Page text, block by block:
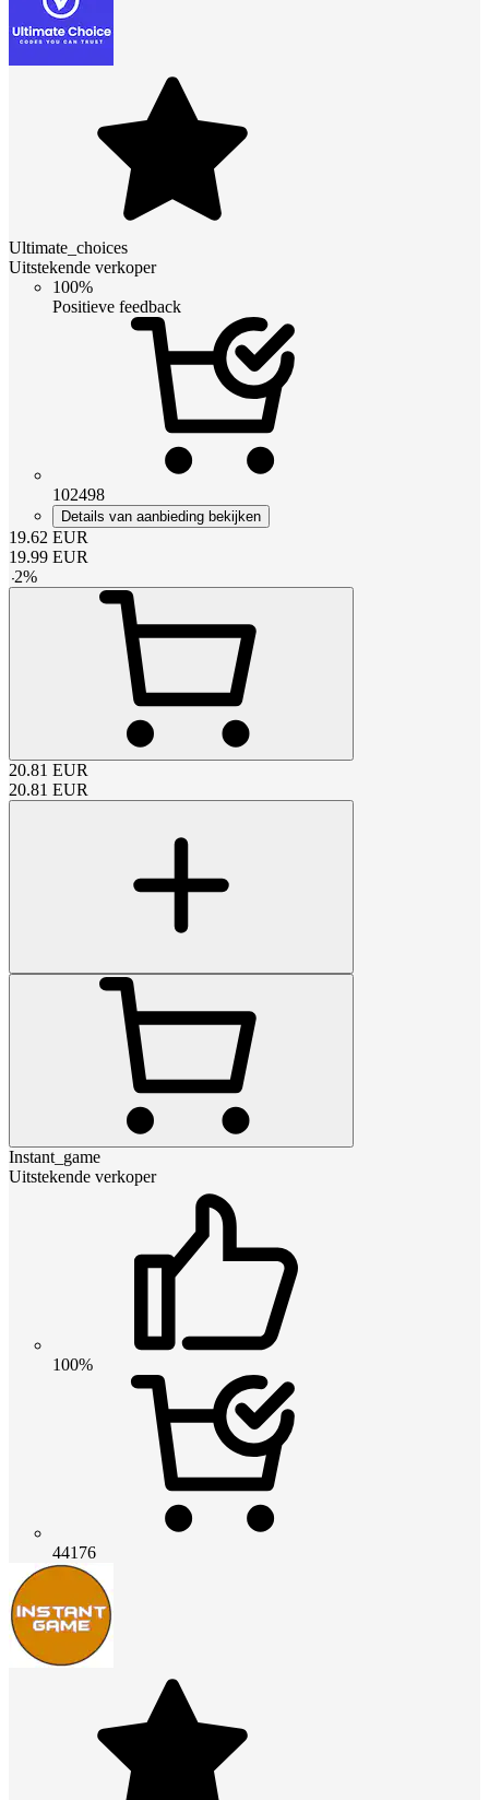
Ultimate_choices
Uitstekende verkoper
100%
Positieve feedback
102498
Details van aanbieding bekijken
19.62 EUR
19.99 EUR
-2%
20.81 EUR
20.81 EUR
Instant_game
Uitstekende verkoper
100%
44176